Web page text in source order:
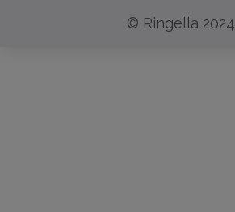
© Ringella 2024